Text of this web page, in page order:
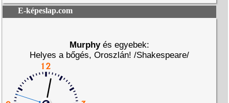
E-képeslap.com
Murphyés egyebek:
Helyes a bőgés, Oroszlán! /Shakespeare/